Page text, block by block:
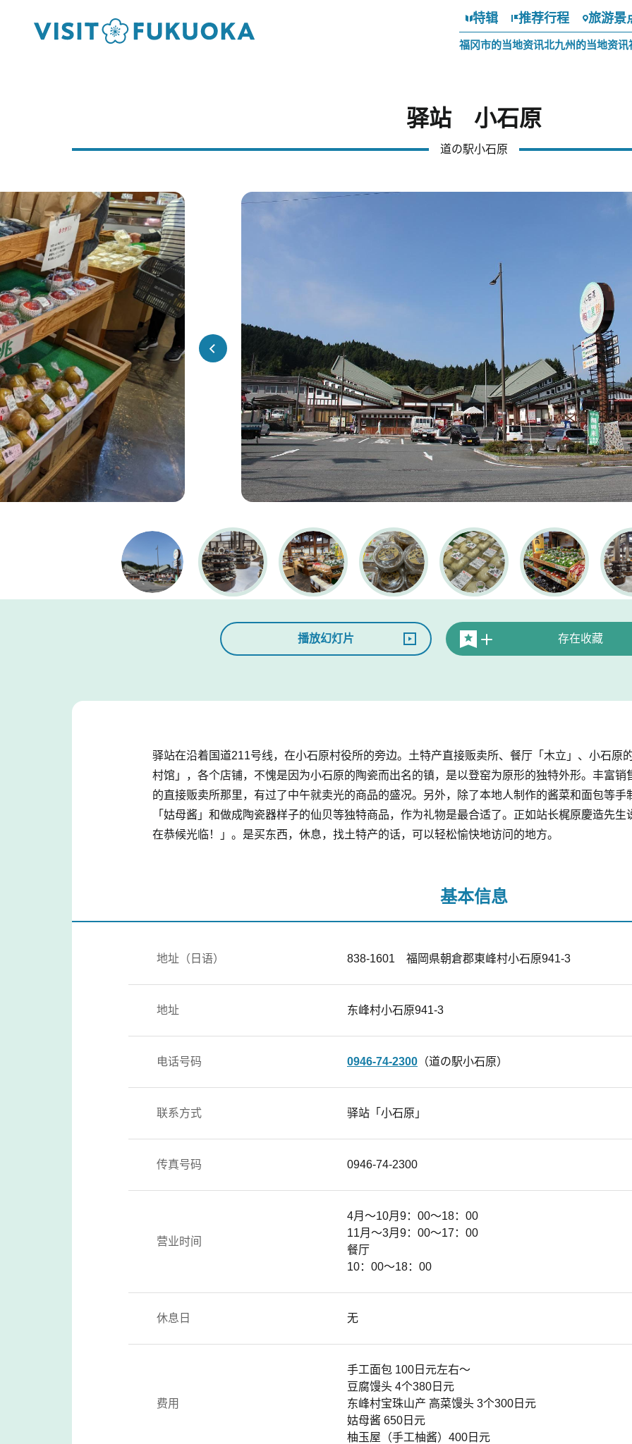
特辑 推荐行程 旅游景
福冈市的当地资讯北九州的当地资讯
驿站 小石原
道の駅小石原
播放幻灯片 存在收藏
驿站在沿着国道211号线，在小石原村役所的旁边。土特产直接贩卖所、餐厅「木立」、小石原
村馆」，各个店铺，不愧是因为小石原的陶瓷而出名的镇，是以登窑为原形的独特外形。丰富
的直接贩卖所那里，有过了中午就卖光的商品的盛况。另外，除了本地人制作的酱菜和面包等
「姑母酱」和做成陶瓷器样子的仙贝等独特商品，作为礼物是最合适了。正如站长梶原慶造先
在恭候光临！」。是买东西，休息，找土特产的话，可以轻松愉快地访问的地方。
基本信息
地址（日语） 838-1601 福岡県朝倉郡東峰村小石原941-3
地址 东峰村小石原941-3
电话号码 0946-74-2300 （道の駅小石原）
联系方式 驿站「小石原」
传真号码 0946-74-2300
营业时间
4月～10月9：00～18：00
11月～3月9：00～17：00
餐厅
10：00～18：00
休息日 无
费用
手工面包 100日元左右～
豆腐馒头 4个380日元
东峰村宝珠山产 高菜馒头 3个300日元
姑母酱 650日元
柚玉屋（手工柚酱）400日元